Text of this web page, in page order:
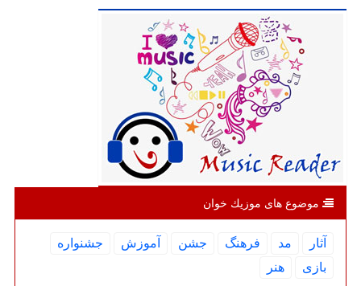
موضوع های موزیك خوان
آثار مد فرهنگ جشن آموزش
جشنواره
بازی
هنر